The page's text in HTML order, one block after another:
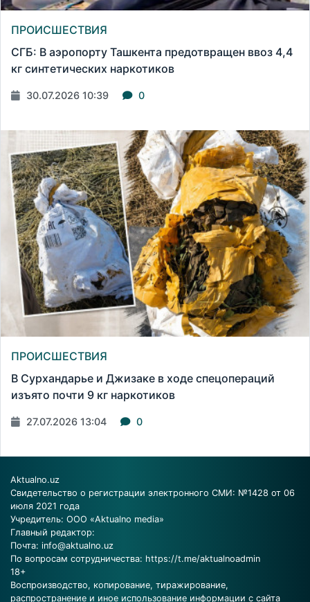
ПРОИСШЕСТВИЯ
СГБ: В аэропорту Ташкента предотвращен ввоз 4,4
кг синтетических наркотиков
30.07.2026 10:39 0
ПРОИСШЕСТВИЯ
В Сурхандарье и Джизаке в ходе спецопераций
изъято почти 9 кг наркотиков
27.07.2026 13:04 0
Aktualno.uz
Свидетельство о регистрации электронного СМИ: №1428 от 06
июля 2021 года
Учредитель: ООО «Aktualno media»
Главный редактор:
Почта: info@aktualno.uz
По вопросам сотрудничества: https://t.me/aktualnoadmin
18+
Воспроизводство, копирование, тиражирование,
распространение и иное использование информации с сайта